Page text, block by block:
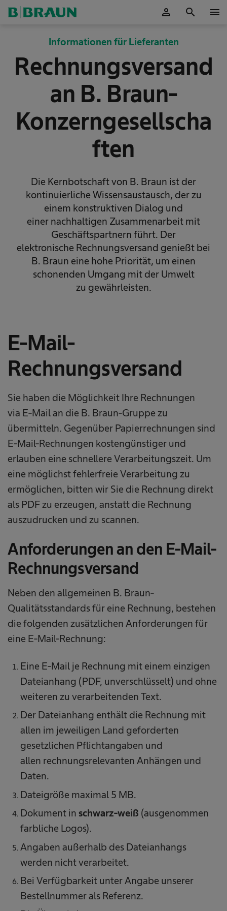
person search menu
Informationen für Lieferanten
Rechnungsversand
an B. Braun-
Konzerngesellscha
ften
Die Kernbotschaft von B. Braun ist der
kontinuierliche Wissensaustausch, der zu
einem konstruktiven Dialog und
einer nachhaltigen Zusammenarbeit mit
Geschäftspartnern führt. Der
elektronische Rechnungsversand genießt bei
B. Braun eine hohe Priorität, um einen
schonenden Umgang mit der Umwelt
zu gewährleisten.​
E-Mail​-
Rechnungsversand
Sie haben die Möglichkeit Ihre Rechnungen
via E-Mail an die B. Braun-Gruppe zu
übermitteln. Gegenüber Papierrechnungen sind
E-Mail-Rechnungen kostengünstiger und
erlauben eine schnellere Verarbeitungszeit. Um
eine möglichst fehlerfreie Verarbeitung zu
ermöglichen, bitten wir Sie die Rechnung direkt
als PDF zu erzeugen, anstatt die Rechnung
auszudrucken und zu scannen.
Anforderungen an den E-Mail-
Rechnungsversand
Neben den allgemeinen B. Braun-
Qualitätsstandards für eine Rechnung, bestehen
die folgenden zusätzlichen Anforderungen für
eine E-Mail-Rechnung:​
​Eine E-Mail je Rechnung mit einem einzigen
Dateianhang (PDF, unverschlüsselt) und ohne
weiteren zu verarbeitenden Text.​
Der Dateianhang enthält die Rechnung mit
allen im jeweiligen Land geforderten
gesetzlichen Pflichtangaben und
allen rechnungsrelevanten Anhängen und
Daten.​
Dateigröße maximal 5 MB.​
Dokument in schwarz-weiß (ausgenommen
farbliche Logos).​
Angaben außerhalb des Dateianhangs
werden nicht verarbeitet.​
Bei Verfügbarkeit unter Angabe unserer
Bestellnummer als Referenz.​